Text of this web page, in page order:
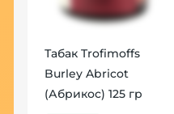
Табак Trofimoffs
Burley Abricot
(Абрикос) 125 гр